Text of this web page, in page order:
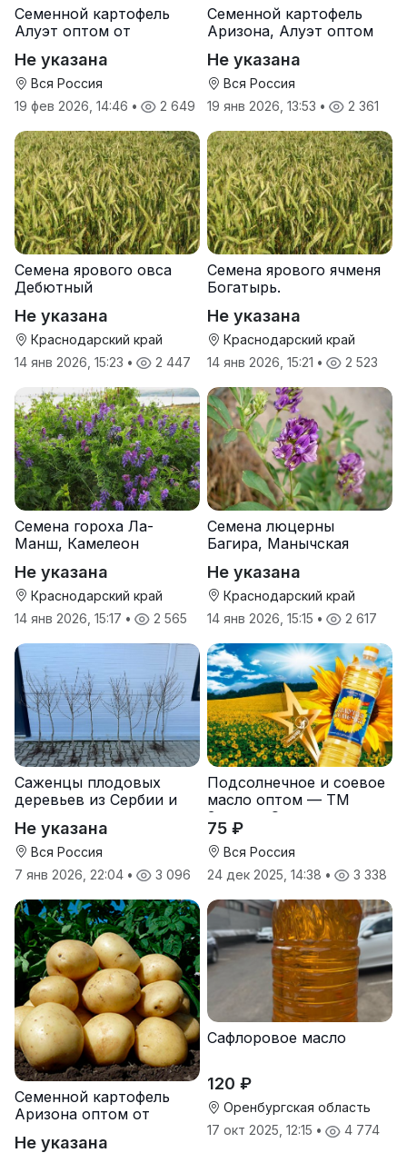
Семенной картофель
Алуэт оптом от
Не указана
Вся Россия
19 фев 2026, 14:46 • 2 649
Семенной картофель
Аризона, Алуэт оптом
Не указана
Вся Россия
19 янв 2026, 13:53 • 2 361
Семена ярового овса
Дебютный
Не указана
Краснодарский край
14 янв 2026, 15:23 • 2 447
Семена ярового ячменя
Богатырь.
Не указана
Краснодарский край
14 янв 2026, 15:21 • 2 523
Семена гороха Ла-
Манш, Камелеон
Не указана
Краснодарский край
14 янв 2026, 15:17 • 2 565
Семена люцерны
Багира, Манычская
Не указана
Краснодарский край
14 янв 2026, 15:15 • 2 617
Саженцы плодовых
деревьев из Сербии и
Не указана
Вся Россия
7 янв 2026, 22:04 • 3 096
Подсолнечное и соевое
масло оптом — ТМ
Золотая Семечка
75 ₽
Вся Россия
24 дек 2025, 14:38 • 3 338
Семенной картофель
Аризона оптом от
Не указана
Сафлоровое масло
120 ₽
Оренбургская область
17 окт 2025, 12:15 • 4 774